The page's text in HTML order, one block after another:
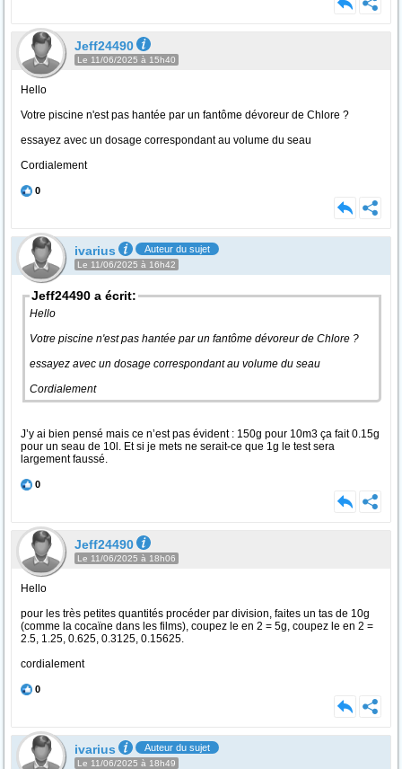
Jeff24490
Le 11/06/2025 à 15h40
Hello
Votre piscine n'est pas hantée par un fantôme dévoreur de Chlore ?
essayez avec un dosage correspondant au volume du seau
Cordialement
0
ivarius Auteur du sujet
Le 11/06/2025 à 16h42
Jeff24490 a écrit:
Hello
Votre piscine n'est pas hantée par un fantôme dévoreur de Chlore ?
essayez avec un dosage correspondant au volume du seau
Cordialement
J’y ai bien pensé mais ce n’est pas évident : 150g pour 10m3 ça fait 0.15g
pour un seau de 10l. Et si je mets ne serait-ce que 1g le test sera
largement faussé.
0
Jeff24490
Le 11/06/2025 à 18h06
Hello
pour les très petites quantités procéder par division, faites un tas de 10g
(comme la cocaïne dans les films), coupez le en 2 = 5g, coupez le en 2 =
2.5, 1.25, 0.625, 0.3125, 0.15625.
cordialement
0
ivarius Auteur du sujet
Le 11/06/2025 à 18h49